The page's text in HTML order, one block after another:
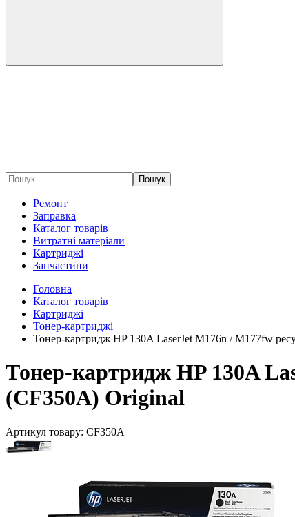
Пошук
Ремонт
Заправка
Каталог товарів
Витратні матеріали
Картриджі
Запчастини
Головна
Каталог товарів
Картриджі
Тонер-картриджі
Тонер-картридж HP 130A LaserJet M176n / M177fw
Тонер-картридж HP 130A
(CF350A) Original
Артикул товару: CF350A